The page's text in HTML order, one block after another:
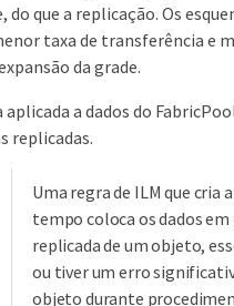
do que a replicação. Os
taxa de transferência e
da grade.
aplicada a dados do
replicadas.
Uma regra de ILM que cria
tempo coloca os dados
replicada de um objeto,
ou tiver um erro
objeto durante